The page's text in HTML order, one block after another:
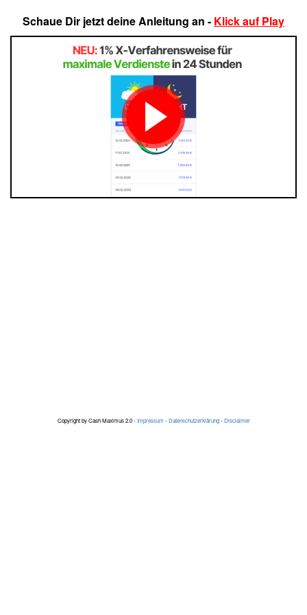
Schaue Dir jetzt deine Anleitung an - Klick auf Play
Copyright by Cash Maximus 2.0 -Impressum -Datenschutzerklärung-Disclaimer